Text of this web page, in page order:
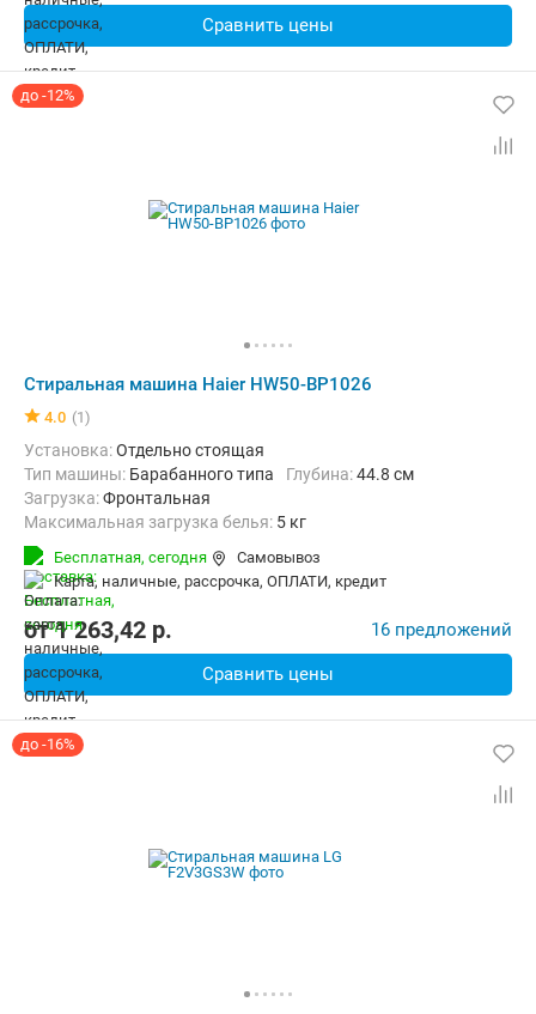
Сравнить цены
до -12%
Стиральная машина Haier HW50-BP1026
4.0 (1)
Установка:Отдельно стоящая
Тип машины: Барабанного типа Глубина:44.8 см
загрузка:Фронтальная
Максимальная загрузка белья: 5 кг
Количество программ:
Дополнительные функции:
Безопасность:
Защита от детей Ширина: 51 см
Бесплатная, сегодня
Самовывоз
карта, наличные, рассрочка, ОПЛАТИ, кредит
от1 263,42 p. 16 предложений
Сравнить цены
до -16%